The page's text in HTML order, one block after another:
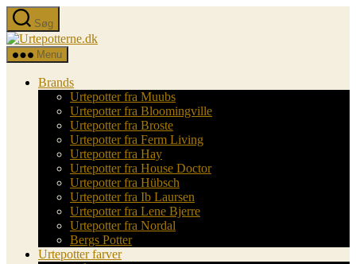
Spring
til
indholdet
Søg
Urtepotterne.dk
Menu
Brands
Urtepotter fra Muubs
Urtepotter fra Bloomingville
Urtepotter fra Broste
Urtepotter fra Ferm Living
Urtepotter fra Hay
Urtepotter fra House Doctor
Urtepotter fra Hübsch
Urtepotter fra Ib Laursen
Urtepotter fra Lene Bjerre
Urtepotter fra Nordal
Bergs Potter
Urtepotter farver